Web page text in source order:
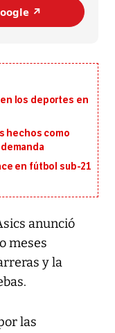
↗️
los deportes en
hechos como
en fútbol sub-21
anunció
meses
y la
las